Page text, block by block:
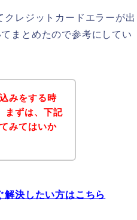
レジットカードエラーが出
まとめたので参考にしてい
みをする時
まずは、下記
みてはいか
決したい方はこちら